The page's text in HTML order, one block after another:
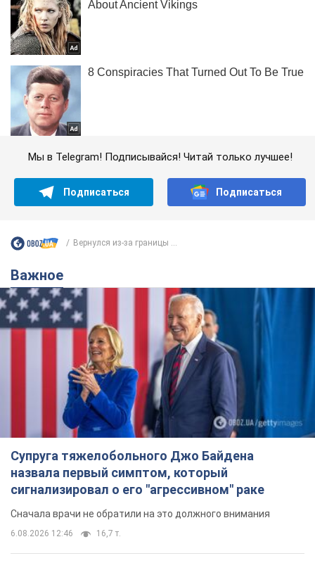
Мы в Telegram! Подписывайся! Читай только лучшее!
Подписаться Подписаться
Вернулся из-за границы ...
Важное
Супруга тяжелобольного Джо Байдена
назвала первый симптом, который
сигнализировал о его "агрессивном" раке
Сначала врачи не обратили на это должного внимания
6.08.2026 12:46 16,7 т.